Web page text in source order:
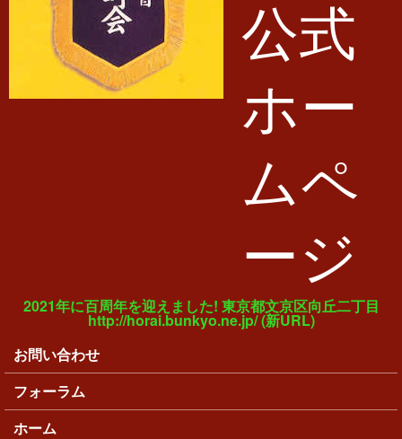
公式
ホー
ムペ
ージ
2021年に百周年を迎えました! 東京都文京区向丘二丁目
http://horai.bunkyo.ne.jp/ (新URL)
メインメニュー
お問い合わせ
フォーラム
ホーム